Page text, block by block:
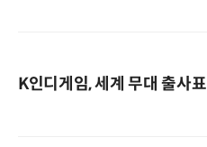
K인디게임, 세계 무대 출사표